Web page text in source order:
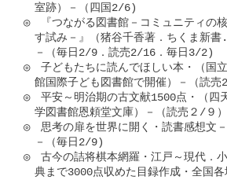
室跡）－（四国2/6)
◎　『つながる図書館－コミュニティの
す試み－』（猪谷千香著．ちくま新書
－（毎日2/9．読売2/16．毎日3/2)
◎　子どもたちに読んでほしい本・（国
館国際子ども図書館で開催）－（読
◎　平安～明治期の古文献1500点・（四
学図書館恩頼堂文庫）－（読売２/９）
◎　思考の扉を世界に開く・読書感想文
－（毎日2/9)
◎　古今の詰将棋本網羅・江戸～現代．
典まで3000点収めた目録作成・全国各